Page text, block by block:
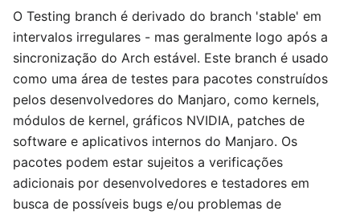
O Testing branch é derivado do branch 'stable' em
intervalos irregulares - mas geralmente logo após a
sincronização do Arch estável. Este branch é usado
como uma área de testes para pacotes construídos
pelos desenvolvedores do Manjaro, como kernels,
módulos de kernel, gráficos NVIDIA, patches de
software e aplicativos internos do Manjaro. Os
pacotes podem estar sujeitos a verificações
adicionais por desenvolvedores e testadores em
busca de possíveis bugs e/ou problemas de